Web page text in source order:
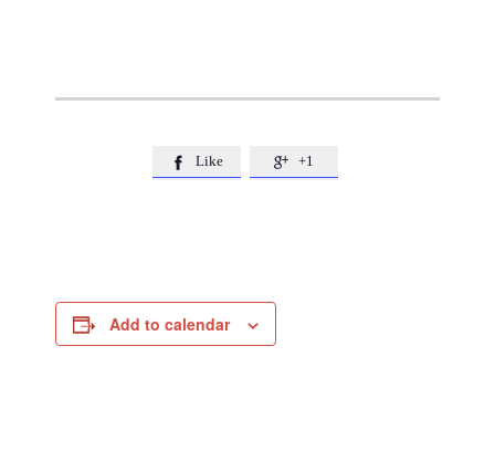
 Like  +1
Add to calendar